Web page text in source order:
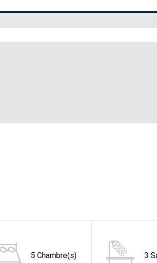
5 Chambre(s) 3